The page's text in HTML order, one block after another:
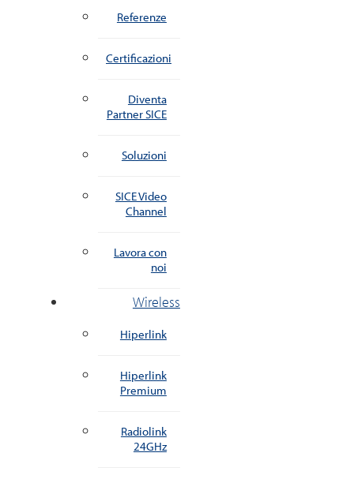
Referenze
Certificazioni
Diventa
Partner SICE
Soluzioni
SICE Video
Channel
Lavora con
noi
Wireless
Hiperlink
Hiperlink
Premium
Radiolink
24GHz